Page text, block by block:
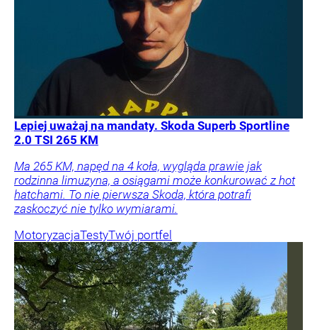
Lepiej uważaj na mandaty. Skoda Superb Sportline
2.0 TSI 265 KM
Ma 265 KM, napęd na 4 koła, wygląda prawie jak
rodzinna limuzyna, a osiągami może konkurować z hot
hatchami. To nie pierwsza Skoda, która potrafi
zaskoczyć nie tylko wymiarami.
MotoryzacjaTestyTwój portfel